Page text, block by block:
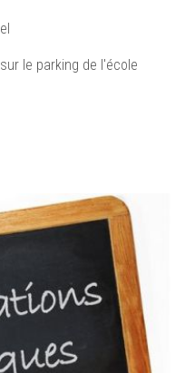
le parking de l'école